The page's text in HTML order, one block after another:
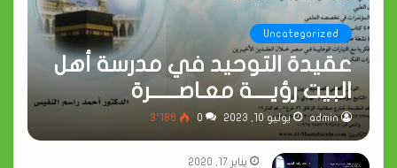
Uncategorized
عقيدة التوحيد في مدرسة أهل
البيت رؤيــــة معـاصــــــرة
admin يوليو 10, 2023 0 3٬186
يناير 17, 2020